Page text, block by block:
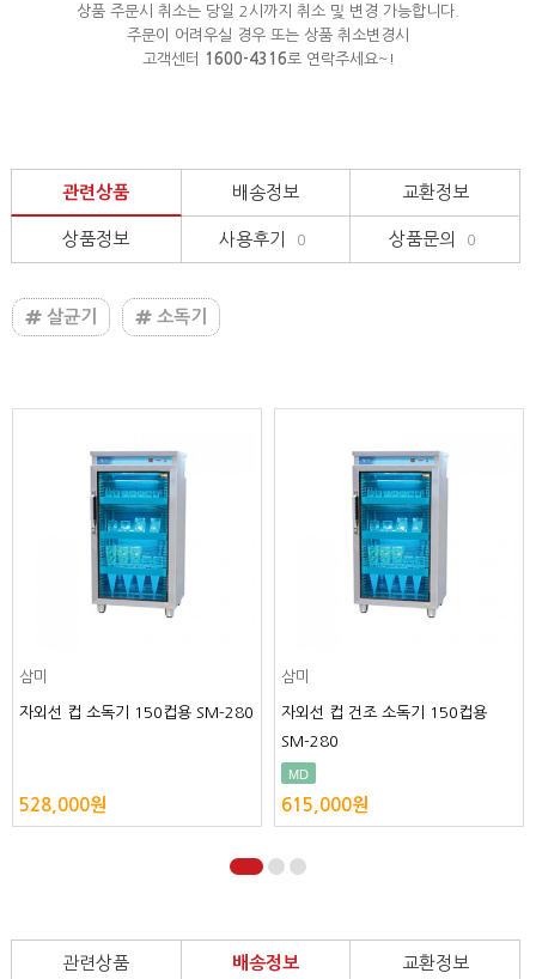
상품 주문시 취소는 당일 2시까지 취소 및 변경 가능합니다.
주문이 어려우실 경우 또는 상품 취소변경시
고객센터
1600-4316로 연락주세요~!
관련상품 배송정보 교환정보
상품정보 사용후기 0 상품문의 0
살균기 소독기
삼미
자외선 컵 소독기 150컵용 SM-280
528,000원
삼미
자외선 컵 건조 소독기 150컵용
SM-280
MD
615,000원
관련상품 배송정보 교환정보